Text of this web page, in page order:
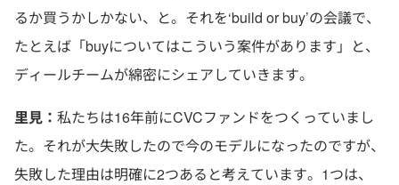
るか買うかしかない、と。それを‘build or buy’の会議で、
たとえば「buyについてはこういう案件があります」と、
ディールチームが綿密にシェアしていきます。
里見： 私たちは16年前にCVCファンドをつくっていまし
た。それが大失敗したので今のモデルになったのですが、
失敗した理由は明確に2つあると考えています。1つは、